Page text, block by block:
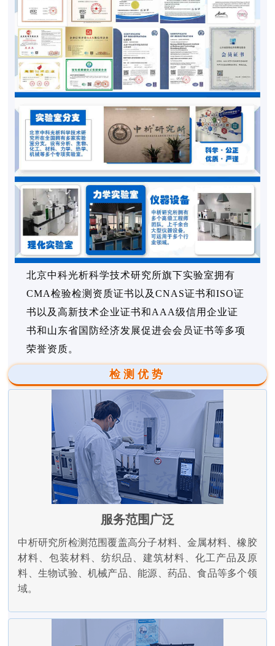
北京中科光析科学技术研究所旗下实验室拥有
CMA检验检测资质证书以及CNAS证书和ISO证
书以及高新技术企业证书和AAA级信用企业证
书和山东省国防经济发展促进会会员证书等多项
荣誉资质。
检测优势
服务范围广泛
中析研究所检测范围覆盖高分子材料、金属材料、橡胶
材料、包装材料、纺织品、建筑材料、化工产品及原
料、生物试验、机械产品、能源、药品、食品等多个领
域。